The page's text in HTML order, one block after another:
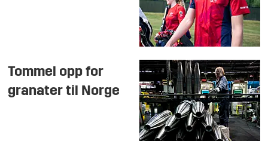
Tommel opp for
granater til Norge